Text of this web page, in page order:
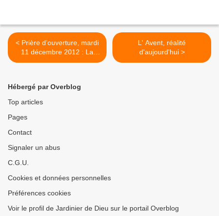
< Prière d’ouverture, mardi
11 décembre 2012 : La
gloire de Dieu, c'est la
L' Avent, réalité
d'aujourd'hui >
Hébergé par Overblog
Top articles
Pages
Contact
Signaler un abus
C.G.U.
Cookies et données personnelles
Préférences cookies
Voir le profil de Jardinier de Dieu sur le portail Overblog